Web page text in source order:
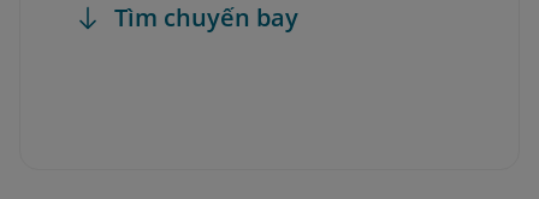
Tìm chuyến bay